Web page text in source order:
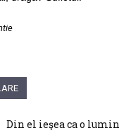
Din el ieşea ca o